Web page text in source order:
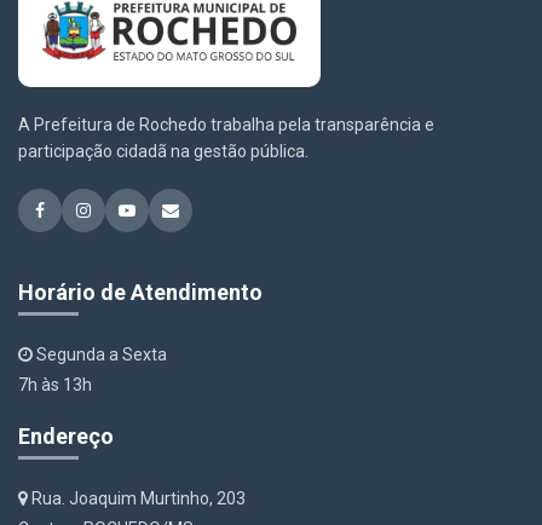
A Prefeitura de Rochedo trabalha pela transparência e
participação cidadã na gestão pública.
Horário de Atendimento
Segunda a Sexta
7h às 13h
Endereço
Rua. Joaquim Murtinho, 203